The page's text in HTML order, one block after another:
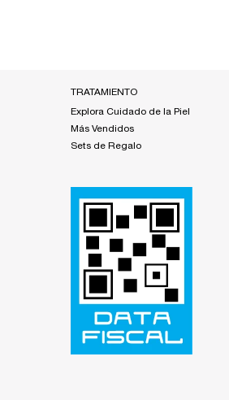
TRATAMIENTO
Explora Cuidado de la Piel
Más Vendidos
Sets de Regalo